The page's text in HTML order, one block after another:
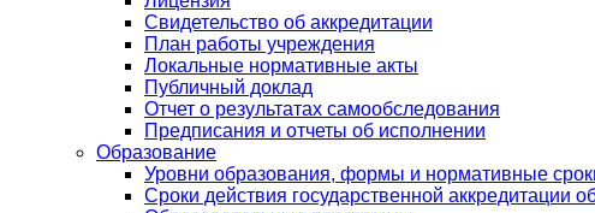
Свидетельство об аккредитации
План работы учреждения
Локальные нормативные акты
Публичный доклад
Отчет о результатах самообследования
Предписания и отчеты об исполнении
Образование
Уровни образования, формы и нормативные
Сроки действия государственной аккредитации